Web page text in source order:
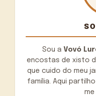
Sou a Vovó
encostas de xisto
que cuido do meu
família. Aqui
me